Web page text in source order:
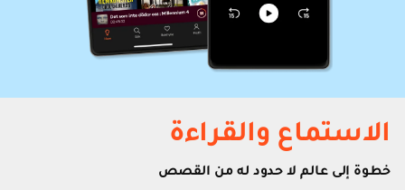
الاستماع والقراءة
خطوة إلى عالم لا حدود له من القصص